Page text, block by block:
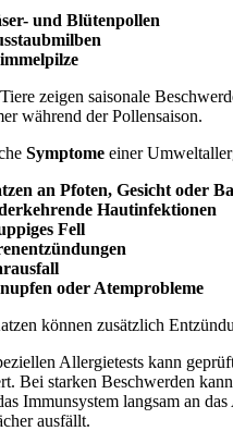
und Blütenpollen
zeigen saisonale
während der Pollensaison.
Symptomeeiner
an Pfoten, Gesicht oder
Hautinfektionen
Fell
oder Atemprobleme
können zusätzlich
Allergietests kann
Bei starken Beschwerden
Immunsystem langsam an
ausfällt.